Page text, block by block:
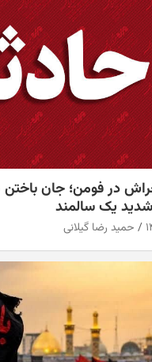
یک سالمند
حمید رضا گیلانی